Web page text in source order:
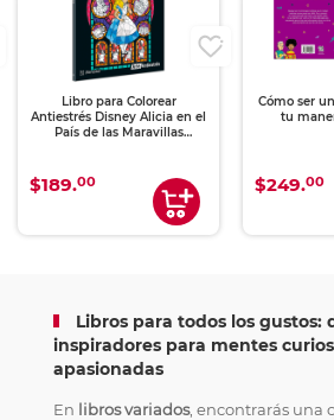
Libro para Colorear
Antiestrés Disney Alicia en el
País de las Maravillas
$189.00
Cómo ser
tu
$249.00
Libros para todos los gustos:
inspiradores para mentes
apasionadas
En libros variados, encontrarás una